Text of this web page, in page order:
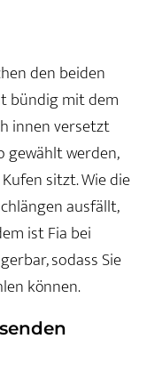
den beiden
bündig mit dem
innen versetzt
gewählt werden,
sitzt. Wie die
ausfällt,
ist Fia bei
sodass Sie
können.